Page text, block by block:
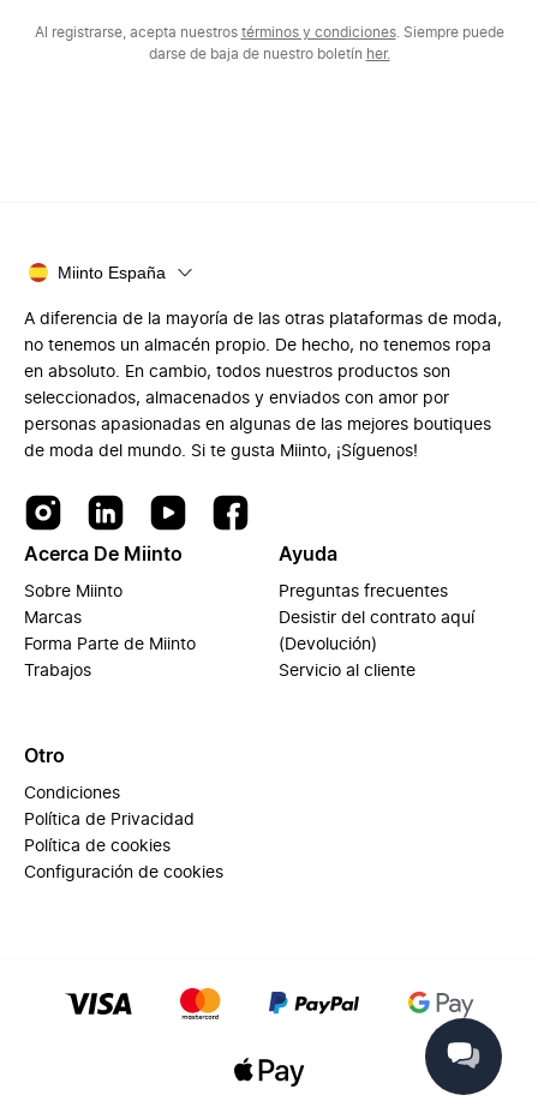
Al registrarse, acepta nuestros términos y condiciones. Siempre puede
darse de baja de nuestro boletín her.
Miinto España
A diferencia de la mayoría de las otras plataformas de moda,
no tenemos un almacén propio. De hecho, no tenemos ropa
en absoluto. En cambio, todos nuestros productos son
seleccionados, almacenados y enviados con amor por
personas apasionadas en algunas de las mejores boutiques
de moda del mundo. Si te gusta Miinto, ¡Síguenos!
Acerca De Miinto
Sobre Miinto
Marcas
Forma Parte de Miinto
Trabajos
Ayuda
Preguntas frecuentes
Desistir del contrato aquí
(Devolución)
Servicio al cliente
Otro
Condiciones
Política de Privacidad
Política de cookies
Configuración de cookies